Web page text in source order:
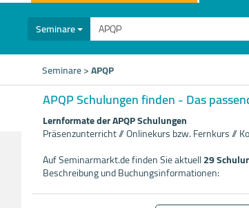
Seminare
Seminare>APQP
APQP Schulungen finden - Das
Lernformate der APQP Schulungen
Präsenzunterricht // Onlinekurs bzw. Fernkurs //
Auf Seminarmarkt.de finden Sie aktuell29
Beschreibung und Buchungsinformationen: